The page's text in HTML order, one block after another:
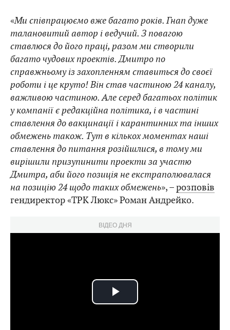
«Ми співпрацюємо вже багато років. Гнап дуже
талановитий автор і ведучий. З повагою
ставлюся до його праці, разом ми створили
багато чудових проектів. Дмитро по
справжньому із захопленням ставиться до своєї
роботи і це круто! Він став частиною 24 каналу,
важливою частиною. Але серед багатьох політик
у компанії є редакційна політика, і в частині
ставлення до вакцинації і карантинних та інших
обмежень також. Тут в кількох моментах наші
ставлення до питання розійшлися, в тому ми
вирішили призупинити проекти за участю
Дмитра, аби його позиція не екстраполювалася
на позицію 24 щодо таких обмежень», –розповів
гендиректор «ТРК Люкс» Роман Андрейко.
ВІДЕО ДНЯ
Play